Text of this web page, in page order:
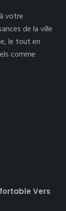
votre
de la ville
le tout en
comme
Vers